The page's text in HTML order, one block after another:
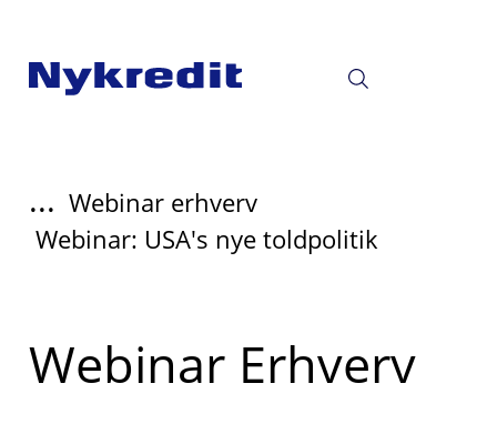
... Webinar erhverv
Webinar: USA's nye toldpolitik
Læs
mere
Webinar Erhverv